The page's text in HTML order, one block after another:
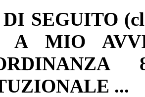
SEGUITO
A MIO
...